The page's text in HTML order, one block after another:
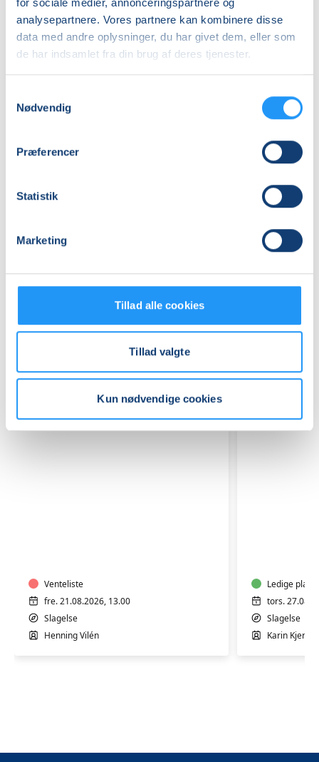
for sociale medier, annonceringspartnere og
analysepartnere. Vores partnere kan kombinere disse
data med andre oplysninger, du har givet dem, eller som
de har indsamlet fra din brug af deres tjenester.
Nødvendig
Præferencer
Statistik
Marketing
Tillad alle cookies
Tillad valgte
Kun nødvendige cookies
Antal mødegange
18mødegange
Adresse
Henning Vilén, Valbyvej 46, musiklokalet, 4200,
Se på kort
Praktiske oplysninger
Relaterede hold
soloundervisning
med
Henning
Vilén
Venteliste
fre. 21.08.2026, 13.00
Slagelse
Henning Vilén
Karin
Ledige
tors.
Slagelse
Karin